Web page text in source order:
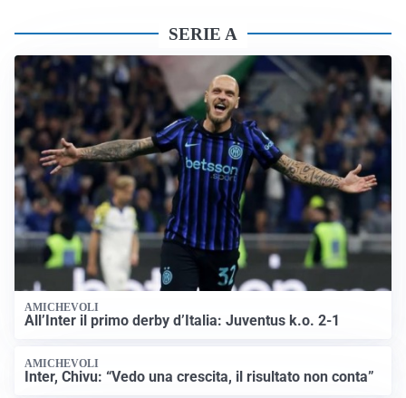
SERIE A
AMICHEVOLI
All’Inter il primo derby d’Italia: Juventus k.o. 2-1
AMICHEVOLI
Inter, Chivu: “Vedo una crescita, il risultato non conta”